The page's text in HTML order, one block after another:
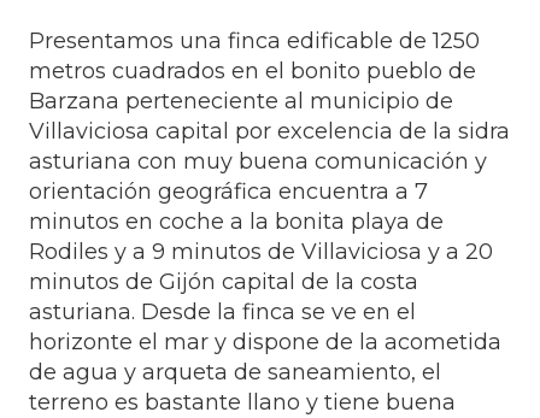
Presentamos una finca edificable de 1250
metros cuadrados en el bonito pueblo de
Barzana perteneciente al municipio de
Villaviciosa capital por excelencia de la sidra
asturiana con muy buena comunicación y
orientación geográfica encuentra a 7
minutos en coche a la bonita playa de
Rodiles y a 9 minutos de Villaviciosa y a 20
minutos de Gijón capital de la costa
asturiana. Desde la finca se ve en el
horizonte el mar y dispone de la acometida
de agua y arqueta de saneamiento, el
terreno es bastante llano y tiene buena